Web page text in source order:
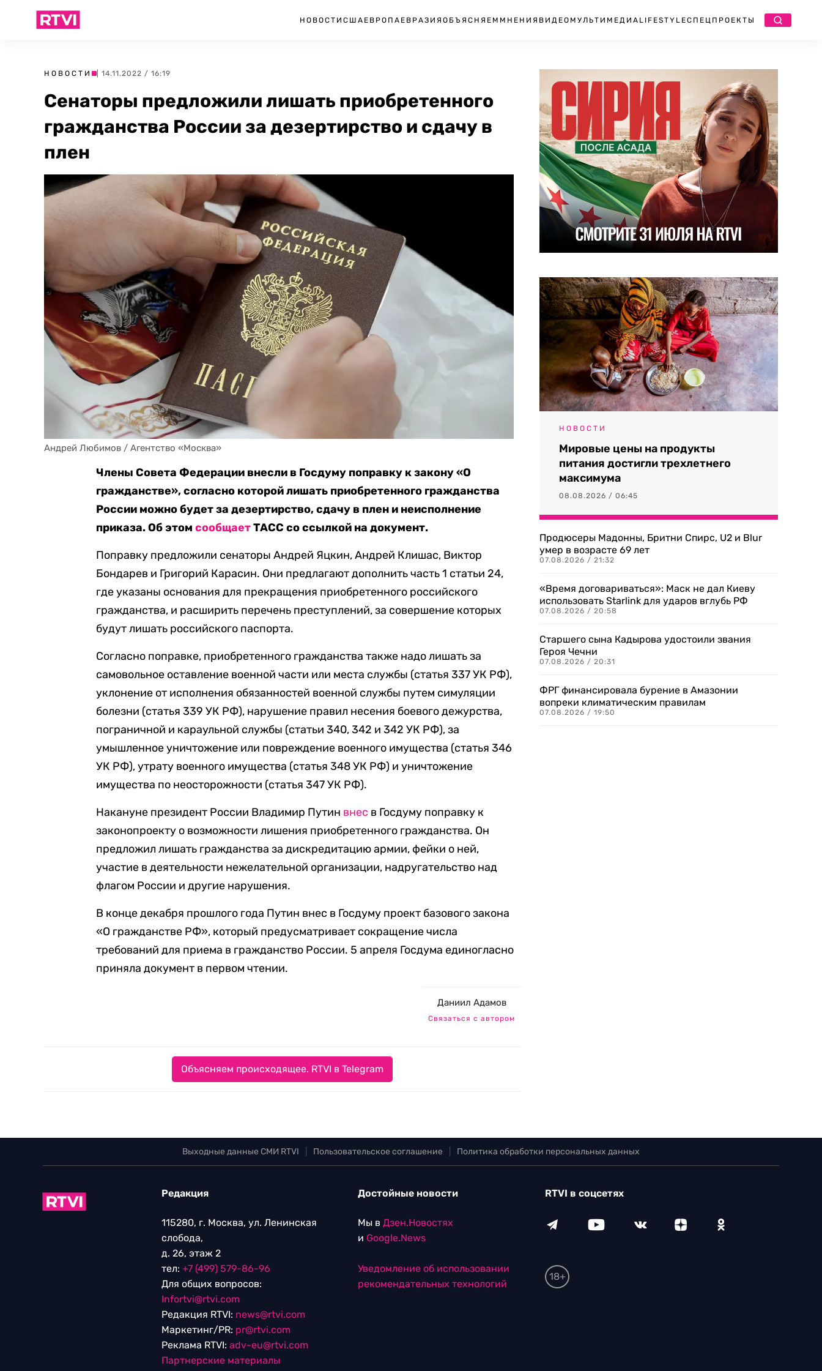
НОВОСТИ США ЕВРОПА ЕВРАЗИЯ ОБЪЯСНЯЕМ МНЕНИЯ ВИДЕО МУЛЬТИМЕДИА LIFESTYLEСПЕЦПРОЕКТЫ
НОВОСТИ | 14.11.2022 / 16:19
Сенаторы предложили лишать приобретенного
гражданства России за дезертирство и сдачу в
плен
Андрей Любимов / Агентство «Москва»
Члены Совета Федерации внесли в Госдуму поправку к закону «О
гражданстве», согласно которой лишать приобретенного гражданства
России можно будет за дезертирство, сдачу в плен и неисполнение
приказа. Об этомсообщаетТАСС со ссылкой на документ.
Поправку предложили сенаторы Андрей Яцкин, Андрей Клишас, Виктор
Бондарев и Григорий Карасин. Они предлагают дополнить часть 1 статьи 24,
где указаны основания для прекращения приобретенного российского
гражданства, и расширить перечень преступлений, за совершение которых
будут лишать российского паспорта.
Согласно поправке, приобретенного гражданства также надо лишать за
самовольное оставление военной части или места службы (статья 337 УК РФ),
уклонение от исполнения обязанностей военной службы путем симуляции
болезни (статья 339 УК РФ), нарушение правил несения боевого дежурства,
пограничной и караульной службы (статьи 340, 342 и 342 УК РФ), за
умышленное уничтожение или повреждение военного имущества (статья 346
УК РФ), утрату военного имущества (статья 348 УК РФ) и уничтожение
имущества по неосторожности (статья 347 УК РФ).
Накануне президент России Владимир Путин внес в Госдуму поправку к
законопроекту о возможности лишения приобретенного гражданства. Он
предложил лишать гражданства за дискредитацию армии, фейки о ней,
участие в деятельности нежелательной организации, надругательство над
флагом России и другие нарушения.
В конце декабря прошлого года Путин внес в Госдуму проект базового закона
«О гражданстве РФ», который предусматривает сокращение числа
требований для приема в гражданство России. 5 апреля Госдума единогласно
приняла документ в первом чтении.
Даниил Адамов
Связаться с автором
Объясняем происходящее. RTVI в Telegram
НОВОСТИ
Мировые цены на продукты
питания достигли трехлетнего
максимума
08.08.2026 / 06:45
Продюсеры Мадонны, Бритни Спирс, U2 и Blur
умер в возрасте 69 лет
07.08.2026 / 21:32
«Время договариваться»: Маск не дал Киеву
использовать Starlink для ударов вглубь РФ
07.08.2026 / 20:58
Старшего сына Кадырова удостоили звания
Героя Чечни
07.08.2026 / 20:31
ФРГ финансировала бурение в Амазонии
вопреки климатическим правилам
07.08.2026 / 19:50
Выходные данные СМИ RTVI Пользовательское соглашение Политика обработки персональных данных
Редакция
115280, г. Москва, ул. Ленинская
слобода,
д. 26, этаж 2
тел: +7 (499) 579-86-96
Для общих вопросов:
Infortvi@rtvi.com
Редакция RTVI: news@rtvi.com
Маркетинг/PR: pr@rtvi.com
Реклама RTVI: adv-eu@rtvi.com
Партнерские материалы
Достойные новости
Мы в Дзен.Новостях
и Google.News
Уведомление об использовании
рекомендательных технологий
RTVI в соцсетях
18+